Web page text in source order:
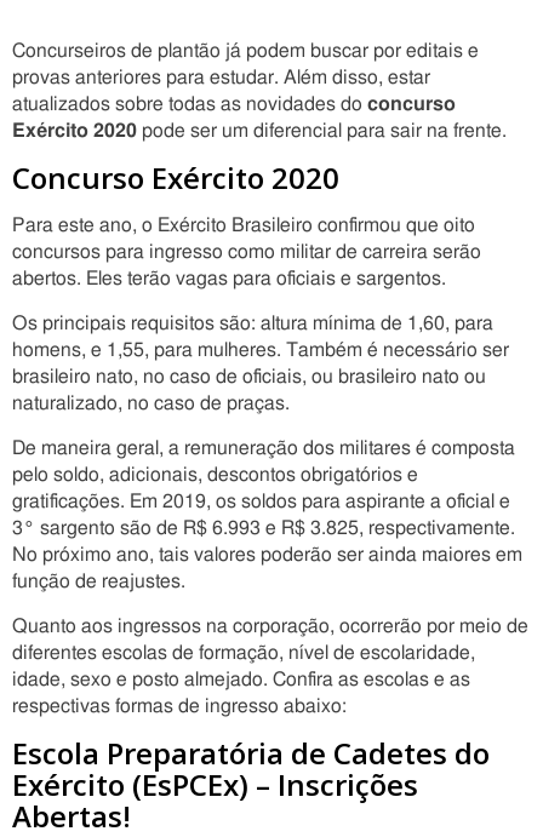
Concurseiros de plantão já podem buscar por editais e
provas anteriores para estudar. Além disso, estar
atualizados sobre todas as novidades do concurso
Exército 2020 pode ser um diferencial para sair na frente.
Concurso Exército 2020
Para este ano, o Exército Brasileiro confirmou que oito
concursos para ingresso como militar de carreira serão
abertos. Eles terão vagas para oficiais e sargentos.
Os principais requisitos são: altura mínima de 1,60, para
homens, e 1,55, para mulheres. Também é necessário ser
brasileiro nato, no caso de oficiais, ou brasileiro nato ou
naturalizado, no caso de praças.
De maneira geral, a remuneração dos militares é composta
pelo soldo, adicionais, descontos obrigatórios e
gratificações. Em 2019, os soldos para aspirante a oficial e
3° sargento são de R$ 6.993 e R$ 3.825, respectivamente.
No próximo ano, tais valores poderão ser ainda maiores em
função de reajustes.
Quanto aos ingressos na corporação, ocorrerão por meio de
diferentes escolas de formação, nível de escolaridade,
idade, sexo e posto almejado. Confira as escolas e as
respectivas formas de ingresso abaixo:
Escola Preparatória de Cadetes do
Exército (EsPCEx) – Inscrições
Abertas!